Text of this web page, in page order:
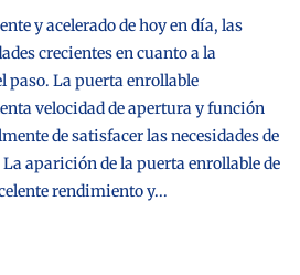
y acelerado de hoy en día, las
crecientes en cuanto a la
paso. La puerta enrollable
velocidad de apertura y función
de satisfacer las necesidades de
aparición de la puerta enrollable de
rendimiento y...